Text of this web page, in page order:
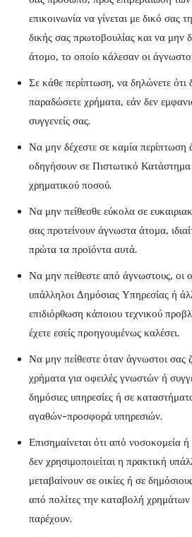
επικοινωνία να γίνεται με δικό σας
δικής σας πρωτοβουλίας και να μην
άτομο, το οποίο κάλεσαν οι
Σε κάθε περίπτωση, να δηλώνετε ότι
παραδώσετε χρήματα, εάν δεν
συγγενείς σας.
Να μην δέχεστε σε καμία
οδηγήσουν σε Πιστωτικό
χρηματικού ποσού.
Να μην πείθεσθε εύκολα σε
σας προτείνουν άγνωστα άτομα,
πρώτα τα προϊόντα αυτά.
Να μην πείθεστε από άγνωστους, οι
υπάλληλοι Δημόσιας Υπηρεσίας ή
επιδιόρθωση κάποιου τεχνικού
έχετε εσείς προηγουμένως καλέσει.
Να μην πείθεστε όταν άγνωστοι σας
χρήματα για οφειλές γνωστών ή
δημόσιες υπηρεσίες ή σε
αγαθών-προσφορά υπηρεσιών.
Επισημαίνεται ότι από νοσοκομεία
δεν χρησιμοποιείται η πρακτική
μεταβαίνουν σε οικίες ή σε
από πολίτες την καταβολή χρημάτων
παρέχουν.